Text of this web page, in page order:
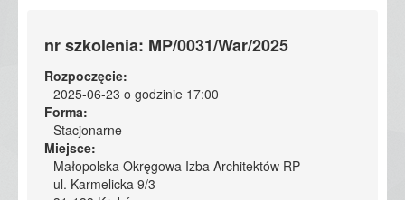
nr szkolenia: MP/0031/War/2025
Rozpoczęcie:
2025-06-23 o godzinie 17:00
Forma:
Stacjonarne
Miejsce:
Małopolska Okręgowa Izba Architektów RP
ul. Karmelicka 9/3